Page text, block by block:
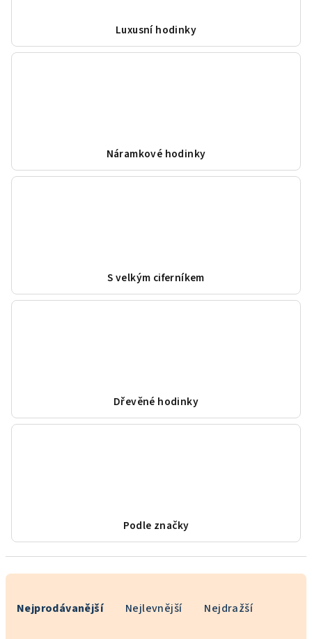
Luxusní hodinky
Náramkové hodinky
S velkým ciferníkem
Dřevěné hodinky
Podle značky
Nejprodávanější Nejlevnější Nejdražší